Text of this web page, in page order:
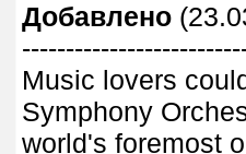
Добавлено
Music lovers
Symphony
world's foremost